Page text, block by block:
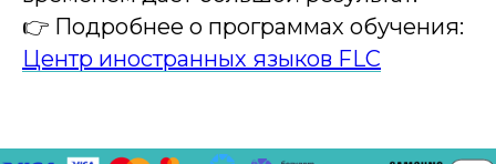
👉 Подробнее о программах обучения:
Центр иностранных языков FLC